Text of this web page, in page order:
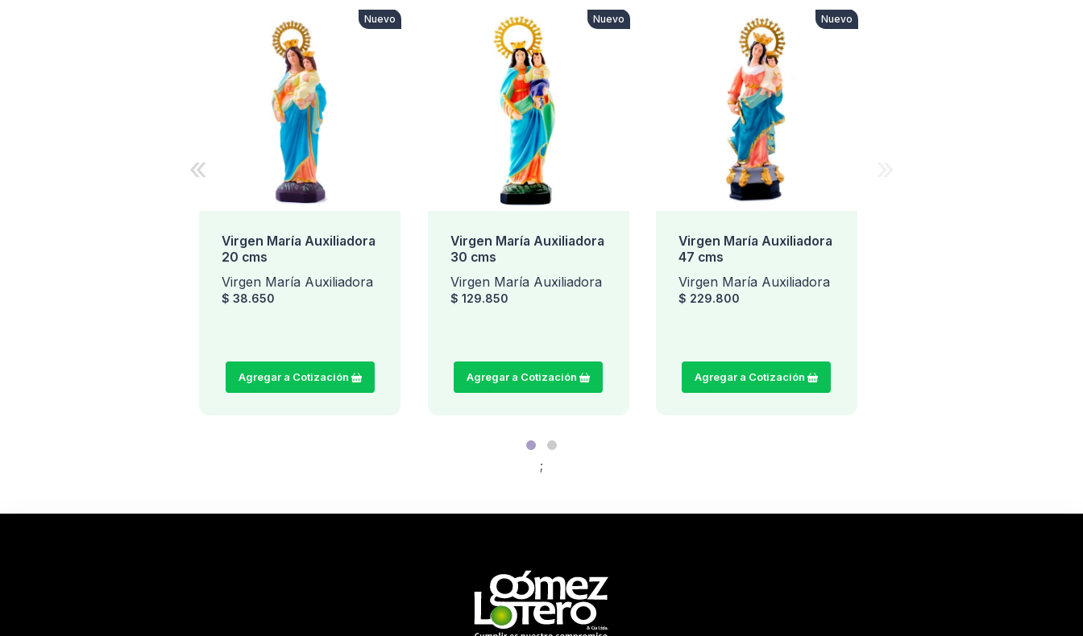
Nuevo
Virgen María Auxiliadora
20 cms
Virgen María Auxiliadora
$ 38.650
Agregar a Cotización
Nuevo
Virgen María Auxiliadora
30 cms
Virgen María Auxiliadora
$ 129.850
Agregar a Cotización
Nuevo
Virgen María Auxiliadora
47 cms
Virgen María Auxiliadora
$ 229.800
Agregar a Cotización
«
;